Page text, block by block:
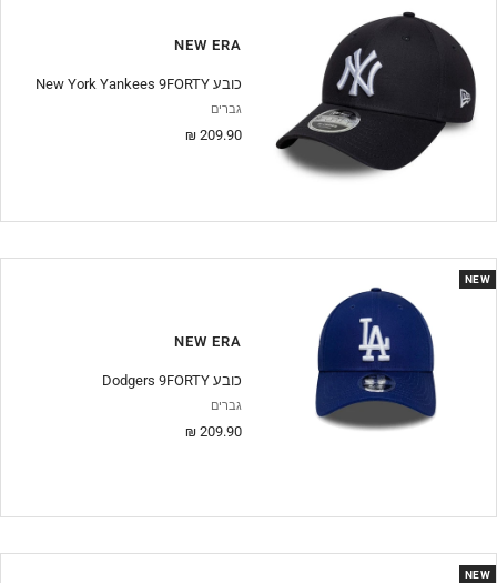
NEW ERA
New York Yankees 9FORTY כובע
גברים
מחיר
209.90 ₪
NEW
NEW ERA
Dodgers 9FORTY כובע
גברים
מחיר
209.90 ₪
NEW